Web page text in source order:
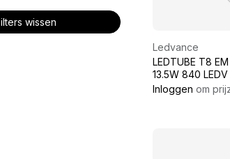
wissen
Ledvance
LEDTUBE T8
13.5W 840 LEDV
Inloggen om